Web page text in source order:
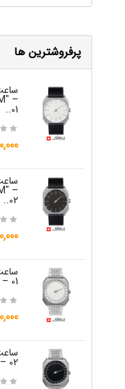
پرفروشترین ها
–
01..
–
02..
01..
02..